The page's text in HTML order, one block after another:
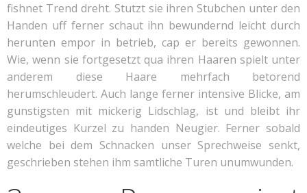
fishnet Trend dreht. Stutzt sie ihren Stubchen unter den
Handen uff ferner schaut ihn bewundernd leicht durch
herunten empor in betrieb, cap er bereits gewonnen.
Wie, wenn sie fortgesetzt qua ihren Haaren spielt unter
anderem diese Haare mehrfach betorend
herumschleudert. Auch lange ferner intensive Blicke, am
gunstigsten mit mickerig Lidschlag, ist und bleibt ihr
eindeutiges Kurzel zu handen Neugier. Ferner sobald
welche bei dem Schnacken unser Sprechweise senkt,
geschrieben stehen ihm samtliche Turen unumwunden.